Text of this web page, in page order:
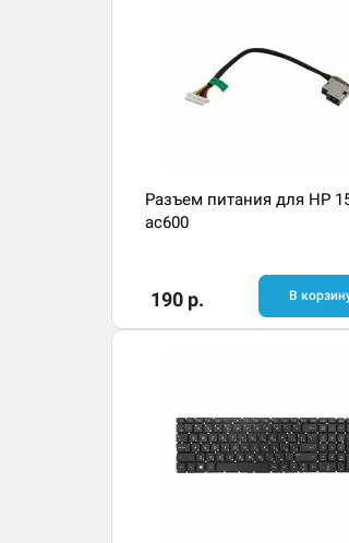
Разъем питания для HP
ac600
190 р. В